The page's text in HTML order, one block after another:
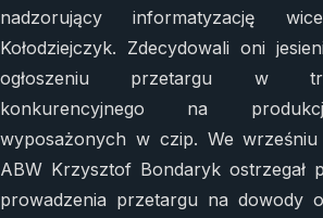
nadzorujący informatyzację
Kołodziejczyk. Zdecydowali oni
ogłoszeniu przetargu w
konkurencyjnego na
wyposażonych w czip. We
ABW Krzysztof Bondaryk ostrzegał
prowadzenia przetargu na dowody